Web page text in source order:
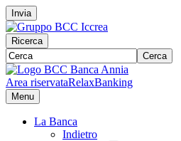
Invia
Ricerca
Cerca
Area riservataRelaxBanking
Menu
La Banca
Indietro